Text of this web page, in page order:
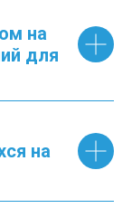
на
для
на